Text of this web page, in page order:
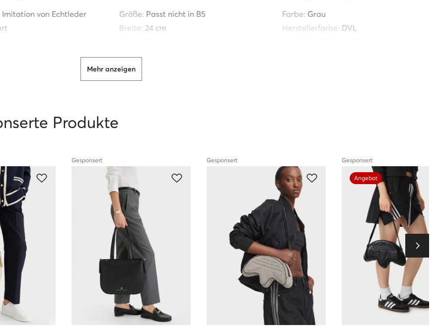
Imitation von Echtleder
Größe: Passt nicht in B5
Breite: 24 cm
Tiefe: 7 cm
Farbe: Grau
Herstellerfarbe: DVL
kommen direkt von Herstellern oder bewährten Händlern.
Mehr anzeigen
Produkte
Gesponsert Gesponsert Gesponsert
Angebot